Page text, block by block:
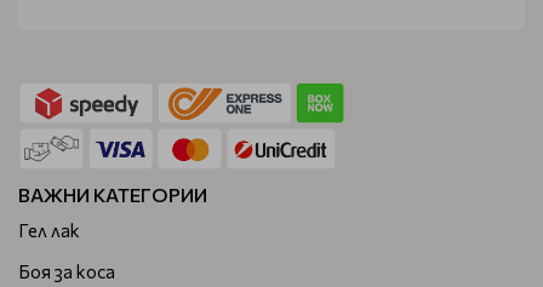
ВАЖНИ КАТЕГОРИИ
Гел лак
Боя за коса